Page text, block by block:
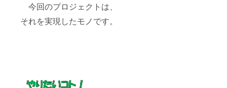
今回のプロジェクトは、
それを実現したモノです。